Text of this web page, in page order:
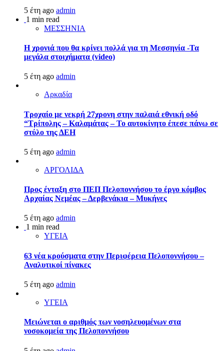
5 έτη ago admin
1 min read
ΜΕΣΣΗΝΙΑ
Η χρονιά που θα κρίνει πολλά για τη Μεσσηνία -Τα
μεγάλα στοιχήματα (video)
5 έτη ago admin
Αρκαδία
Τροχαίο με νεκρή 27χρονη στην παλαιά εθνική οδό
“Τρίπολης – Καλαμάτας – Το αυτοκίνητο έπεσε πάνω σε
στύλο της ΔΕΗ
5 έτη ago admin
ΑΡΓΟΛΙΔΑ
Προς ένταξη στο ΠΕΠ Πελοποννήσου το έργο κόμβος
Αρχαίας Νεμέας – Δερβενάκια – Μυκήνες
5 έτη ago admin
1 min read
ΥΓΕΙΑ
63 νέα κρούσματα στην Περιφέρεια Πελοποννήσου –
Αναλυτικοί πίνακες
5 έτη ago admin
ΥΓΕΙΑ
Μειώνεται ο αριθμός των νοσηλευομένων στα
νοσοκομεία της Πελοποννήσου